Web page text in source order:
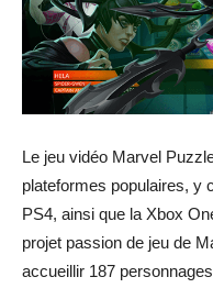
Le jeu vidéo Marvel
plateformes populaires, y
PS4, ainsi que la Xbox
projet passion de jeu de
accueillir 187